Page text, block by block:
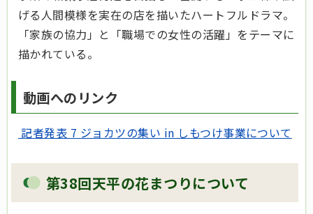
げる人間模様を実在の店を描いたハートフルドラマ。
「家族の協力」と「職場での女性の活躍」をテーマに
描かれている。
動画へのリンク
記者発表 7 ジョカツの集い in しもつけ事業について
第38回天平の花まつりについて